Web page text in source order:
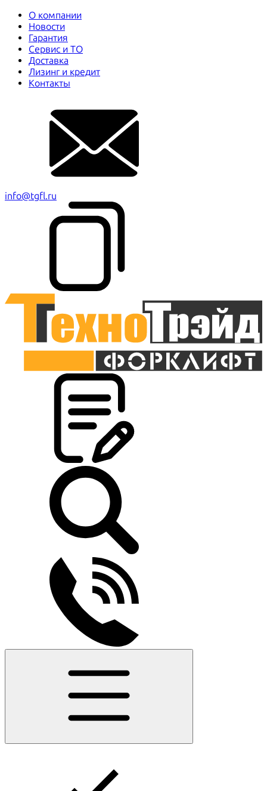
О компании
Новости
Гарантия
Сервис и ТО
Доставка
Лизинг и кредит
Контакты
info@tgfl.ru